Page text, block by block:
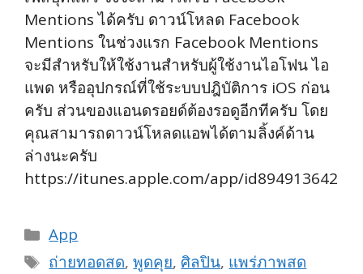
Mentions ได้ครับ ดาวน์โหลด Facebook
Mentions ในช่วงแรก Facebook Mentions
จะมีสำหรับให้ใช้งานสำหรับผู้ใช้งานไอโฟน ไอ
แพด หรืออุปกรณ์ที่ใช้ระบบปฎิบัติการ iOS ก่อน
ครับ ส่วนของแอนดรอยด์ต้องรอดูอีกทีครับ โดย
คุณสามารถดาวน์โหลดแอพได้ตามลิ้งค์ด้าน
ล่างนะครับ
https://itunes.apple.com/app/id894913642
Categories
App
Tags
ถ่ายทอดสด,พูดคุย, ศิลปิน, แพร่ภาพสด